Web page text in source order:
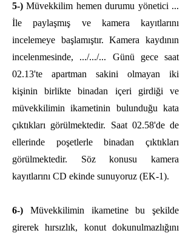
5-) Müvekkilim hemen durumu yönetici ...
İle paylaşmış ve kamera kayıtlarını
incelemeye başlamıştır. Kamera kaydının
incelenmesinde, .../.../... Günü gece saat
02.13'te apartman sakini olmayan iki
kişinin birlikte binadan içeri girdiği ve
müvekkilimin ikametinin bulunduğu kata
çıktıkları görülmektedir. Saat 02.58'de de
ellerinde poşetlerle binadan çıktıkları
görülmektedir. Söz konusu kamera
kayıtlarını CD ekinde sunuyoruz (EK-1).
6-) Müvekkilimin ikametine bu şekilde
girerek hırsızlık, konut dokunulmazlığını